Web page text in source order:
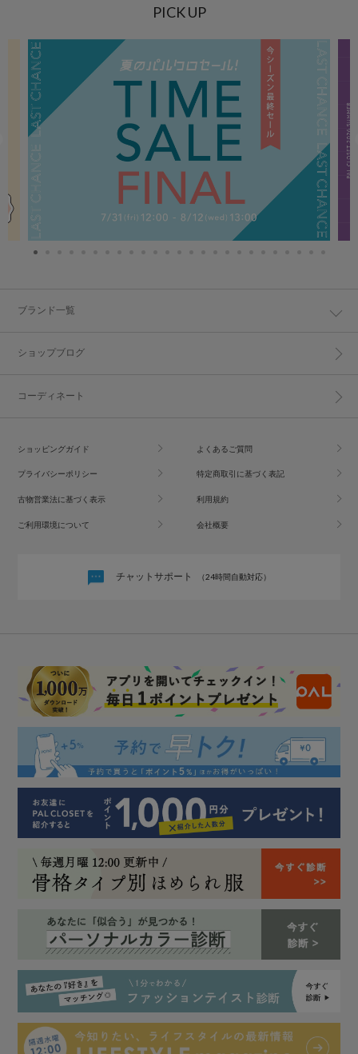
PICK UP
ブランド一覧
ショップブログ
コーディネート
ショッピングガイド よくあるご質問
プライバシーポリシー 特定商取引に基づく表記
古物営業法に基づく表示 利用規約
ご利用環境について 会社概要
チャットサポート （24時間自動対応）